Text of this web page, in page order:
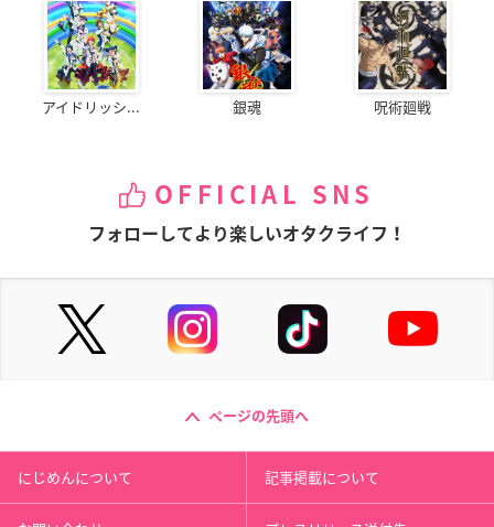
アイドリッシ... 銀魂 呪術廻戦
OFFICIAL SNS
フォローしてより楽しいオタクライフ！
ページの先頭へ
にじめんについて 記事掲載について